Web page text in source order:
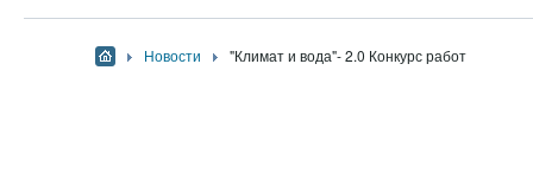
Новости "Климат и вода"- 2.0 Конкурс работ